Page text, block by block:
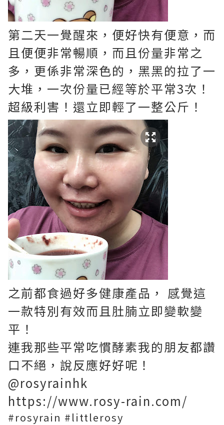
第二天一覺醒來，便好快有便意，而
且便便非常暢順，而且份量非常之
多，更係非常深色的，黑黑的拉了一
大堆，一次份量已經等於平常3次！
超級利害！還立即輕了一整公斤！
之前都食過好多健康產品， 感覺這
一款特別有效而且肚腩立即變軟變
平！
連我那些平常吃慣酵素我的朋友都讚
口不絕，說反應好好呢！
@rosyrainhk
https://www.rosy-rain.com/
#rosyrain #littlerosy